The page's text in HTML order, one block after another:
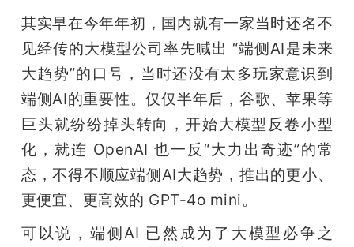
课
动
中
心
其实早在今年年初，国内就有一家当时还名不
见经传的大模型公司率先喊出 “端侧AI是未来
大趋势”的口号，当时还没有太多玩家意识到
端侧AI的重要性。仅仅半年后，谷歌、苹果等
巨头就纷纷掉头转向，开始大模型反卷小型
化，就连 OpenAI 也一反“大力出奇迹”的常
态，不得不顺应端侧AI大趋势，推出的更小、
更便宜、更高效的 GPT-4o mini。
可以说，端侧AI 已然成为了大模型必争之